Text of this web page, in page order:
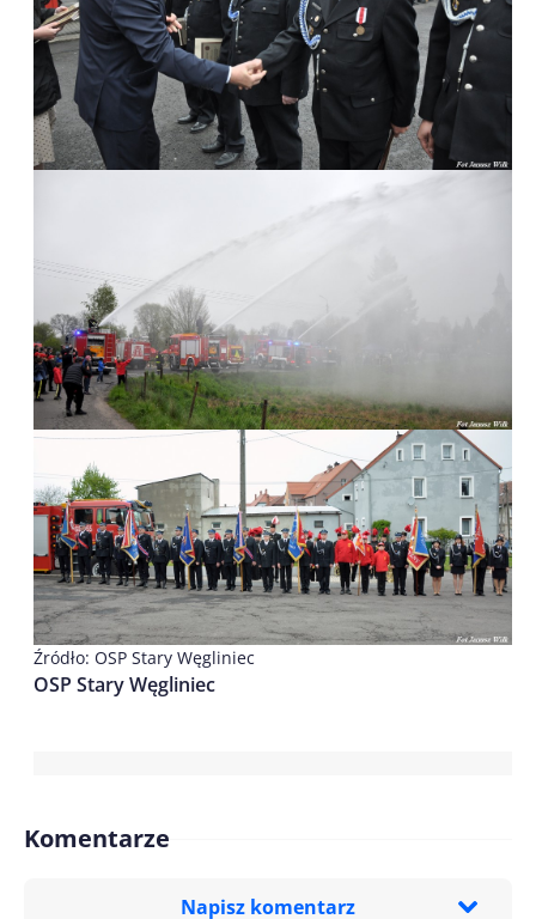
Źródło: OSP Stary Węgliniec
OSP Stary Węgliniec
Komentarze
Napisz komentarz